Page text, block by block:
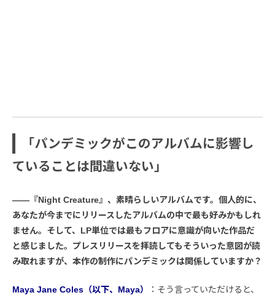
「パンデミックがこのアルバムに影響し
ていることは間違いない」
――『Night Creature』、素晴らしいアルバムです。個人的に、
あなたが今までにリリースしたアルバムの中で最も好みかもしれ
ません。そして、LP単位では最もフロアに意識が向いた作品だ
と感じました。プレスリリースを拝読してもそういった意図が読
み取れますが、本作の制作にパンデミックは関係していますか？
Maya Jane Coles（以下、Maya）
：そう言っていただけると、